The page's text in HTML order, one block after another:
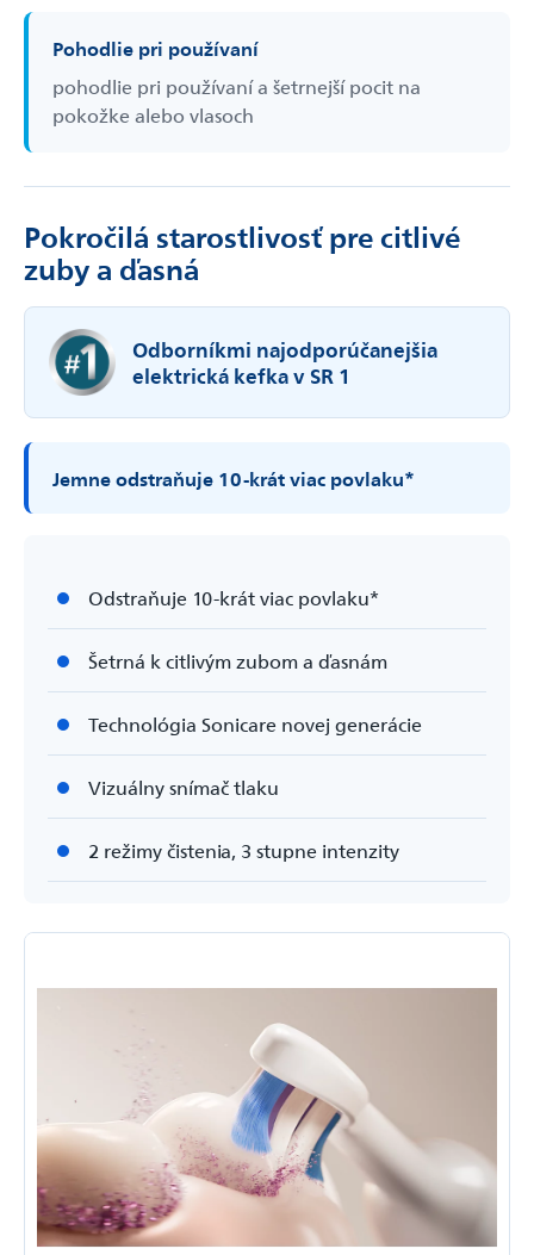
Pohodlie pri používaní
pohodlie pri používaní a šetrnejší pocit na
pokožke alebo vlasoch
Pokročilá starostlivosť pre citlivé
zuby a ďasná
Odborníkmi najodporúčanejšia
elektrická kefka v SR 1
Jemne odstraňuje 10-­krát viac povlaku*
Odstraňuje 10-krát viac povlaku*
Šetrná k citlivým zubom a ďasnám
Technológia Sonicare novej generácie
Vizuálny snímač tlaku
2 režimy čistenia, 3 stupne intenzity